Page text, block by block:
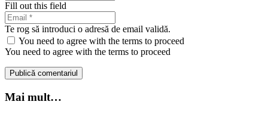
Fill out this field
Te rog să introduci o adresă de email validă.
You need to agree with the terms to proceed
You need to agree with the terms to proceed
Publică comentariul
Mai mult…